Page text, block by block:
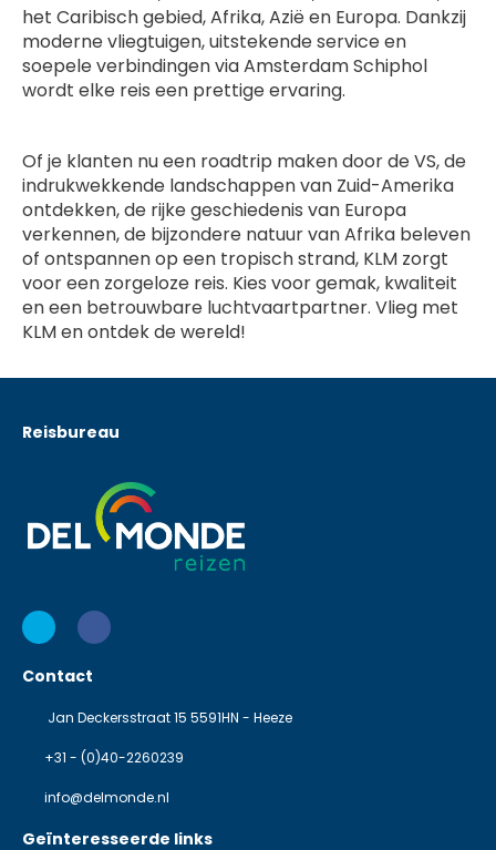
het Caribisch gebied, Afrika, Azië en Europa. Dankzij
moderne vliegtuigen, uitstekende service en
soepele verbindingen via Amsterdam Schiphol
wordt elke reis een prettige ervaring.
Of je klanten nu een roadtrip maken door de VS, de
indrukwekkende landschappen van Zuid-Amerika
ontdekken, de rijke geschiedenis van Europa
verkennen, de bijzondere natuur van Afrika beleven
of ontspannen op een tropisch strand, KLM zorgt
voor een zorgeloze reis. Kies voor gemak, kwaliteit
en een betrouwbare luchtvaartpartner. Vlieg met
KLM en ontdek de wereld!
Reisbureau
Contact
Jan Deckersstraat 15 5591HN - Heeze
+31 - (0)40-2260239
info@delmonde.nl
Geïnteresseerde links